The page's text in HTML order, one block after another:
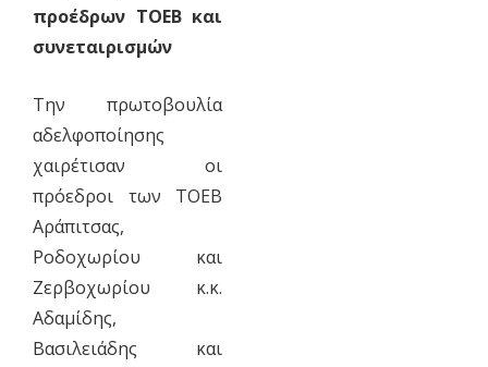
προέδρων ΤΟΕΒ και
συνεταιρισμών
Την πρωτοβουλία
αδελφοποίησης
χαιρέτισαν οι
πρόεδροι των ΤΟΕΒ
Αράπιτσας,
Ροδοχωρίου και
Ζερβοχωρίου κ.κ.
Αδαμίδης,
Βασιλειάδης και